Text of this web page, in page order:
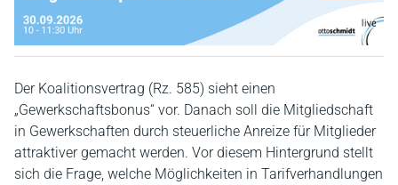
Der Koalitionsvertrag (Rz. 585) sieht einen
„Gewerkschaftsbonus“ vor. Danach soll die Mitgliedschaft
in Gewerkschaften durch steuerliche Anreize für Mitglieder
attraktiver gemacht werden. Vor diesem Hintergrund stellt
sich die Frage, welche Möglichkeiten in Tarifverhandlungen